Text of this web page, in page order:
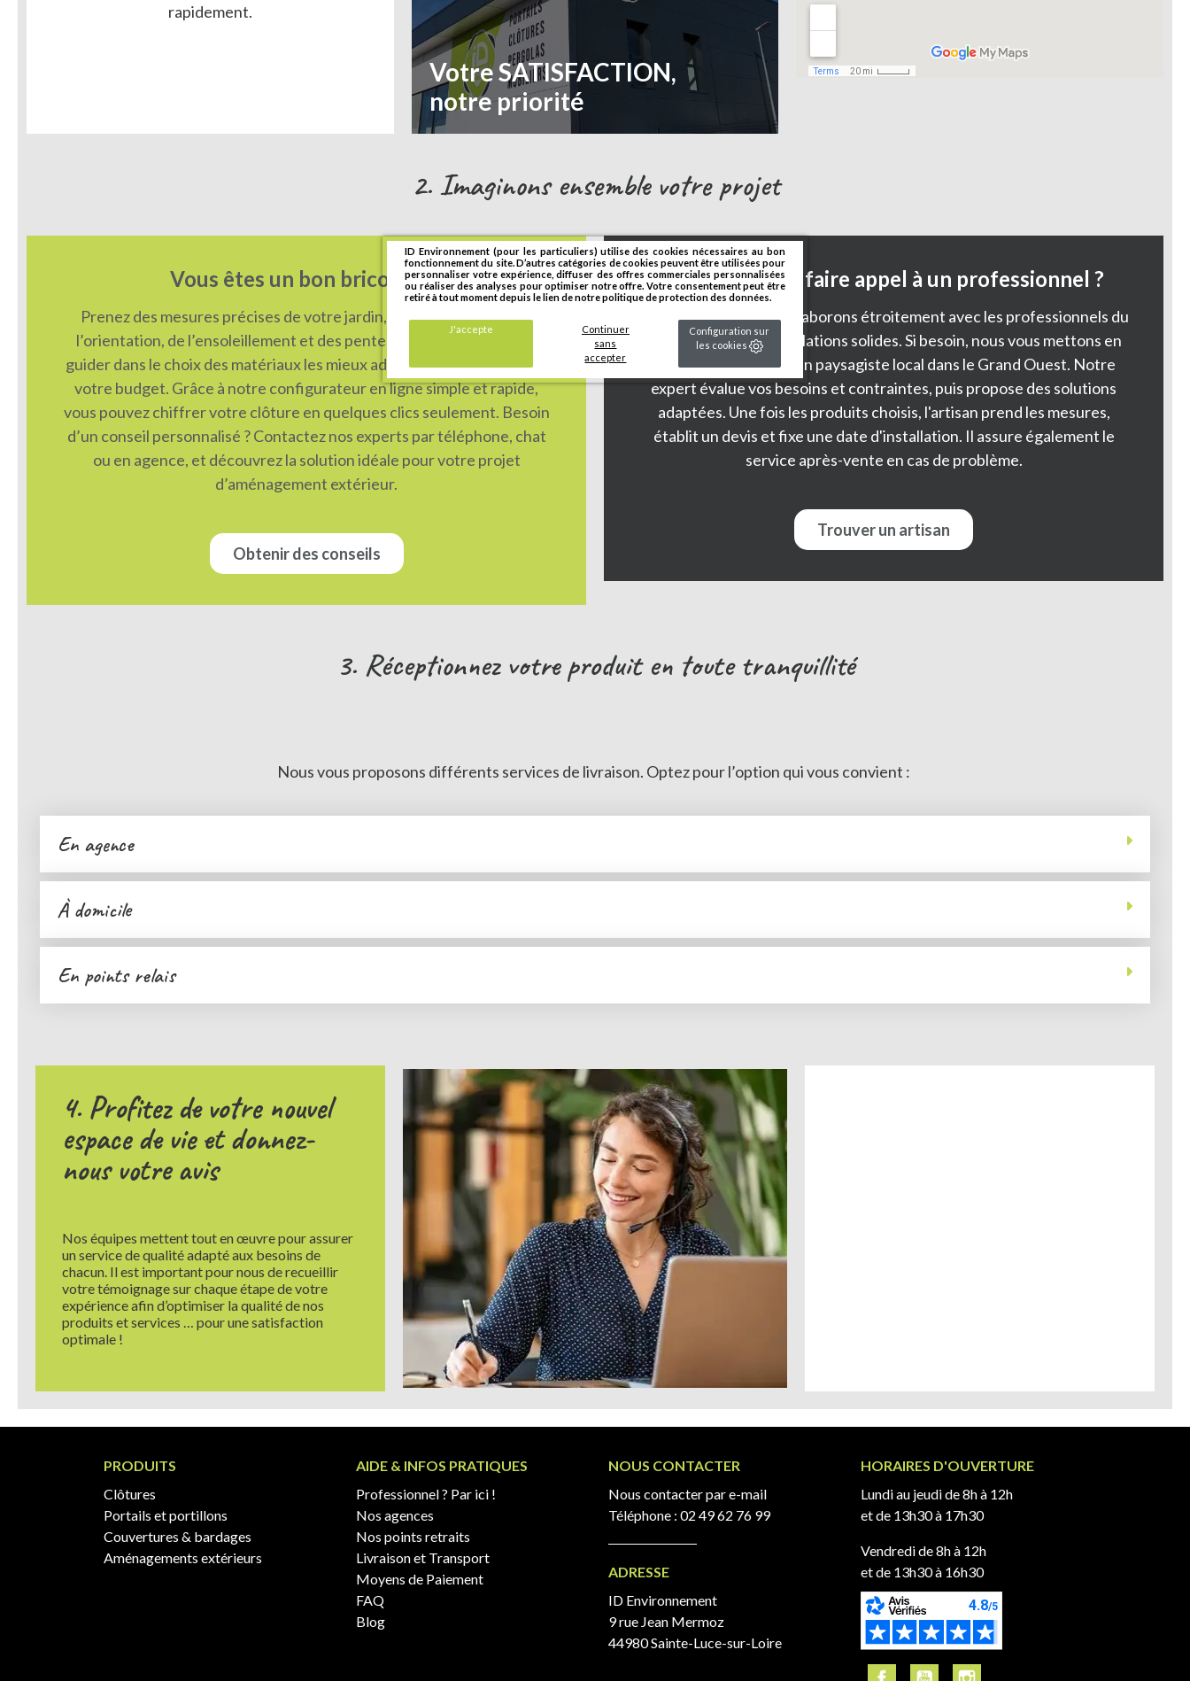
ID Environnement (pour les particuliers) utilise des cookies nécessaires au bon
fonctionnement du site. D’autres catégories de cookies peuvent être utilisées pour
personnaliser votre expérience, diffuser des offres commerciales personnalisées
ou réaliser des analyses pour optimiser notre offre. Votre consentement peut être
retiré à tout moment depuis le lien de notre politique de protection des données.
J'accepte
Continuer
sans
accepter
Configuration sur
les cookies
rapidement.
Votre SATISFACTION,
notre priorité
2. Imaginons ensemble votre projet
Vous êtes un bon bricoleur ?
Prenez des mesures précises de votre jardin, en tenant compte de
l’orientation, de l’ensoleillement et des pentes, et laissez-nous vous
guider dans le choix des matériaux les mieux adaptés à vos besoins et à
votre budget. Grâce à notre configurateur en ligne simple et rapide,
vous pouvez chiffrer votre clôture en quelques clics seulement. Besoin
d’un conseil personnalisé ? Contactez nos experts par téléphone, chat
ou en agence, et découvrez la solution idéale pour votre projet
d’aménagement extérieur.
Obtenir des conseils
Vous préférez faire appel à un professionnel ?
Depuis 25 ans, nous collaborons étroitement avec les professionnels du
paysage, tissant des relations solides. Si besoin, nous vous mettons en
relation avec un artisan paysagiste local dans le Grand Ouest. Notre
expert évalue vos besoins et contraintes, puis propose des solutions
adaptées. Une fois les produits choisis, l'artisan prend les mesures,
établit un devis et fixe une date d'installation. Il assure également le
service après-vente en cas de problème.
Trouver un artisan
3. Réceptionnez votre produit en toute tranquillité
Nous vous proposons différents services de livraison. Optez pour l’option qui vous convient :
En agence
À domicile
En points relais
4. Profitez de votre nouvel
espace de vie et donnez-
nous votre avis
Nos équipes mettent tout en œuvre pour assurer
un service de qualité adapté aux besoins de
chacun. Il est important pour nous de recueillir
votre témoignage sur chaque étape de votre
expérience afin d’optimiser la qualité de nos
produits et services … pour une satisfaction
optimale !
PRODUITS
Clôtures
Portails et portillons
Couvertures & bardages
Aménagements extérieurs
AIDE & INFOS PRATIQUES
Professionnel ? Par ici !
Nos agences
Nos points retraits
Livraison et Transport
Moyens de Paiement
FAQ
Blog
NOUS CONTACTER
Nous contacter par e-mail
Téléphone : 02 49 62 76 99
ADRESSE
ID Environnement
9 rue Jean Mermoz
44980 Sainte-Luce-sur-Loire
HORAIRES D'OUVERTURE
Lundi au jeudi de 8h à 12h
et de 13h30 à 17h30
Vendredi de 8h à 12h
et de 13h30 à 16h30